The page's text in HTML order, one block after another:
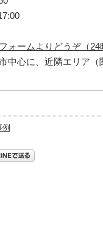
ォームよりどうぞ（
中心に、近隣エリア